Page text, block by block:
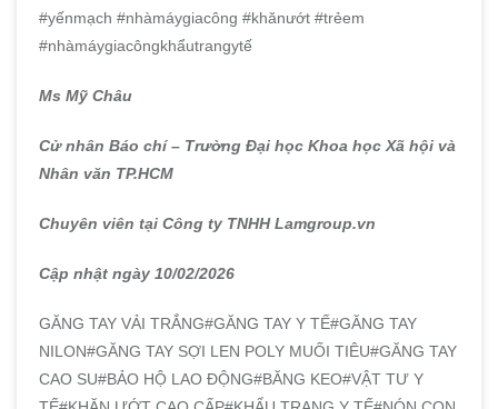
#yếnmạch #nhàmáygiacông #khănướt #trẻem
#nhàmáygiacôngkhẩutrangytế
Ms Mỹ Châu
Cử nhân Báo chí – Trường Đại học Khoa học Xã hội và
Nhân văn TP.HCM
Chuyên viên tại Công ty TNHH Lamgroup.vn
Cập nhật ngày 10/02/2026
GĂNG TAY VẢI TRẮNG#GĂNG TAY Y TẾ#GĂNG TAY
NILON#GĂNG TAY SỢI LEN POLY MUỐI TIÊU#GĂNG TAY
CAO SU#BẢO HỘ LAO ĐỘNG#BĂNG KEO#VẬT TƯ Y